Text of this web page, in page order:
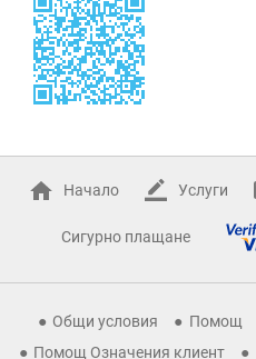
Начало Услуги
Сигурно плащане
Общи условия Помощ
Помощ Означения клиент